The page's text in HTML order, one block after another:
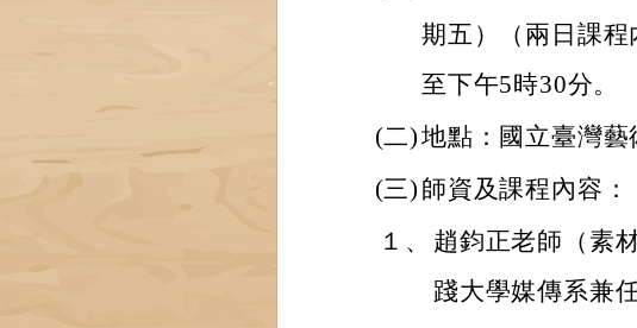
期五）（兩日課
至下午5時30分。
(二)地點：國立臺灣藝
(三) 師資及課程內容：
１、
趙鈞正老師（素
踐大學媒傳系兼